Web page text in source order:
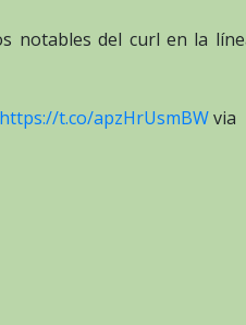
notables del curl en la
https://t.co/apzHrUsmBWvia